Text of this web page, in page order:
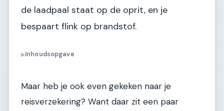
de laadpaal staat op de oprit, en je
bespaart flink op brandstof.
▶Inhoudsopgave
Maar heb je ook even gekeken naar je
reisverzekering? Want daar zit een paar